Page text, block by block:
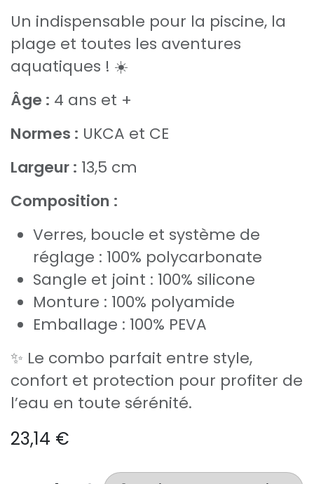
Un indispensable pour la piscine, la
plage et toutes les aventures
aquatiques ! ☀️
Âge : 4 ans et +
Normes : UKCA et CE
Largeur : 13,5 cm
Composition :
Verres, boucle et système de
réglage : 100% polycarbonate
Sangle et joint : 100% silicone
Monture : 100% polyamide
Emballage : 100% PEVA
✨ Le combo parfait entre style,
confort et protection pour profiter de
l’eau en toute sérénité.
23,14 €